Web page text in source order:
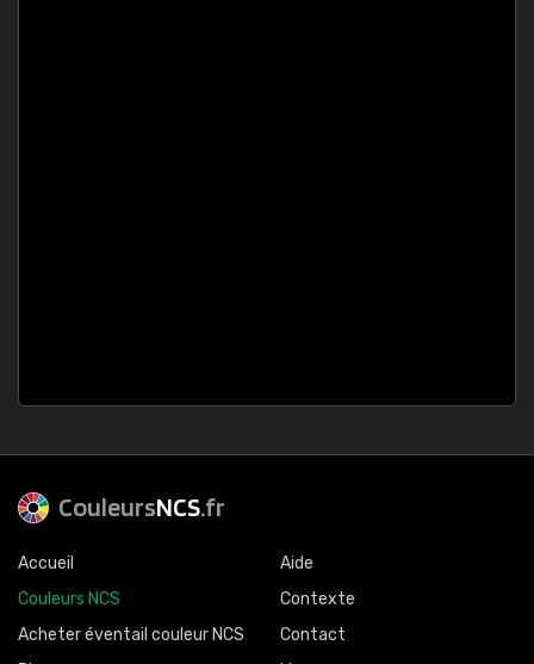
CouleursNCS.fr
Accueil
Couleurs NCS
Acheter éventail couleur NCS
Aide
Contexte
Contact